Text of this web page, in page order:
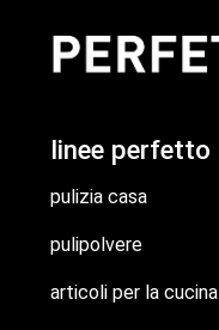
linee perfetto
pulizia casa
pulipolvere
articoli per la cucina